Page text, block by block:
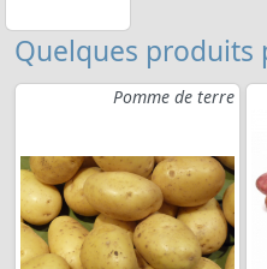
Quelques produits
Pomme de terre